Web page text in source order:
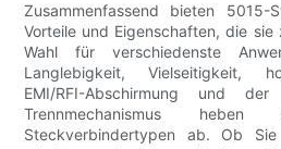
Zusammenfassend bieten 5015-
Vorteile und Eigenschaften, die
Wahl für verschiedenste
Langlebigkeit, Vielseitigkeit,
EMI/RFI-Abschirmung und
Trennmechanismus
Steckverbindertypen ab. Ob